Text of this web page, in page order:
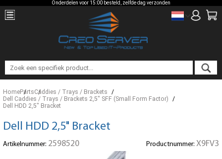
Onderdelen voor 15:00 besteld, zelfde dag verzonden
HomePartsCaddies / Trays / Brackets
Dell Caddies / Trays / Brackets 2,5" SFF (Small Form Factor)
Dell HDD 2,5" Bracket
Dell HDD 2,5" Bracket
Artikelnummer: 2598520 Productnummer: X9FV3